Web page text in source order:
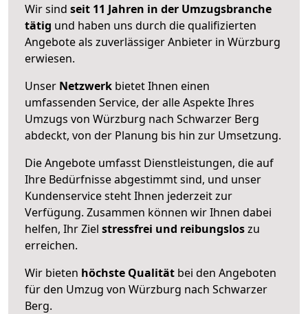
Wir sind seit 11 Jahren in der Umzugsbranche
tätig und haben uns durch die qualifizierten
Angebote als zuverlässiger Anbieter in Würzburg
erwiesen.
Unser Netzwerk bietet Ihnen einen
umfassenden Service, der alle Aspekte Ihres
Umzugs von Würzburg nach Schwarzer Berg
abdeckt, von der Planung bis hin zur Umsetzung.
Die Angebote umfasst Dienstleistungen, die auf
Ihre Bedürfnisse abgestimmt sind, und unser
Kundenservice steht Ihnen jederzeit zur
Verfügung. Zusammen können wir Ihnen dabei
helfen, Ihr Ziel stressfrei und reibungsloszu
erreichen.
Wir bieten höchste Qualität bei den Angeboten
für den Umzug von Würzburg nach Schwarzer
Berg.